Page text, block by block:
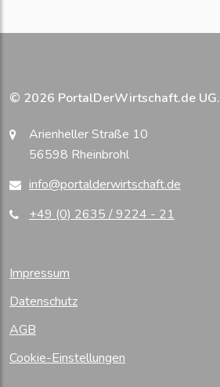
© 2026 PortalDerWirtschaft.de UG.
Arienheller Straße 10
56598 Rheinbrohl
info@portalderwirtschaft.de
+49 (0) 2635 / 9224 - 21
Impressum
Datenschutz
AGB
Cookie-Einstellungen